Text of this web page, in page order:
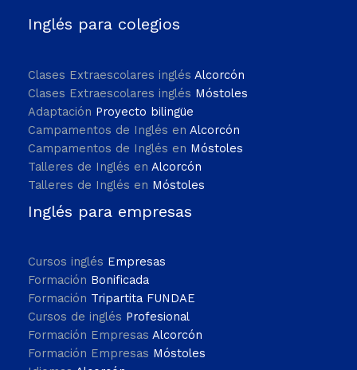
Inglés para colegios
Clases Extraescolares inglés Alcorcón
Clases Extraescolares inglés Móstoles
Adaptación Proyecto bilingüe
Campamentos de Inglés en Alcorcón
Campamentos de Inglés en Móstoles
Talleres de Inglés en Alcorcón
Talleres de Inglés en Móstoles
Inglés para empresas
Cursos inglés Empresas
Formación Bonificada
Formación Tripartita FUNDAE
Cursos de inglés Profesional
Formación Empresas Alcorcón
Formación Empresas Móstoles